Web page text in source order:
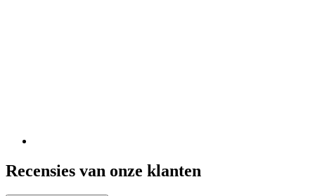
Recensies van onze klanten